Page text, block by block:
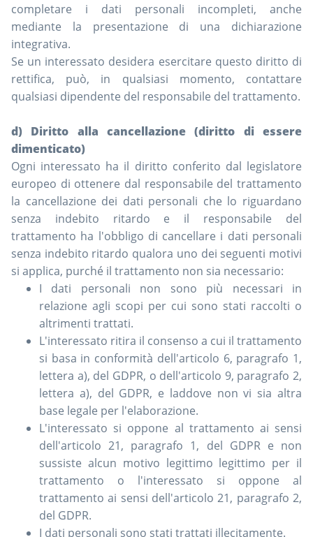
completare i dati personali incompleti, anche
mediante la presentazione di una dichiarazione
integrativa.
Se un interessato desidera esercitare questo diritto di
rettifica, può, in qualsiasi momento, contattare
qualsiasi dipendente del responsabile del trattamento.
d) Diritto alla cancellazione (diritto di essere
dimenticato)
Ogni interessato ha il diritto conferito dal legislatore
europeo di ottenere dal responsabile del trattamento
la cancellazione dei dati personali che lo riguardano
senza indebito ritardo e il responsabile del
trattamento ha l'obbligo di cancellare i dati personali
senza indebito ritardo qualora uno dei seguenti motivi
si applica, purché il trattamento non sia necessario:
I dati personali non sono più necessari in
relazione agli scopi per cui sono stati raccolti o
altrimenti trattati.
L'interessato ritira il consenso a cui il trattamento
si basa in conformità dell'articolo 6, paragrafo 1,
lettera a), del GDPR, o dell'articolo 9, paragrafo 2,
lettera a), del GDPR, e laddove non vi sia altra
base legale per l'elaborazione.
L'interessato si oppone al trattamento ai sensi
dell'articolo 21, paragrafo 1, del GDPR e non
sussiste alcun motivo legittimo legittimo per il
trattamento o l'interessato si oppone al
trattamento ai sensi dell'articolo 21, paragrafo 2,
del GDPR.
I dati personali sono stati trattati illecitamente.